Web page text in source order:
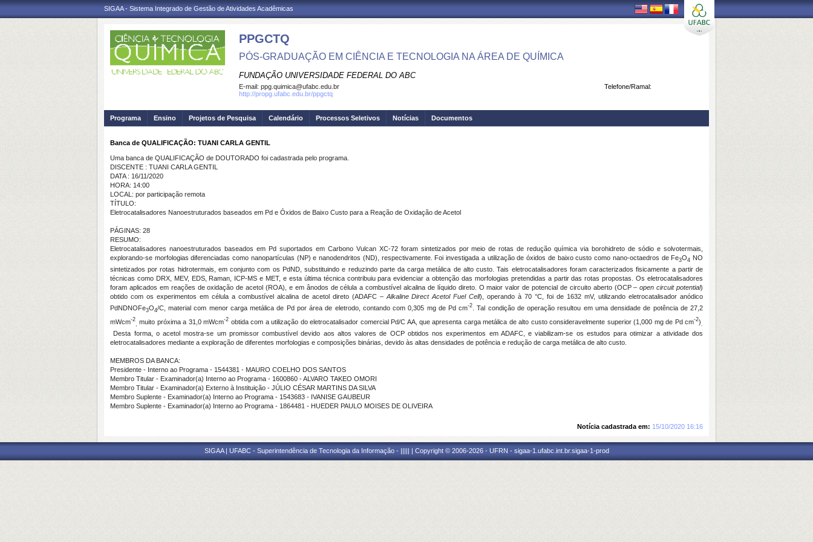
SIGAA - Sistema Integrado de Gestão de Atividades Acadêmicas
PPGCTQ
PÓS-GRADUAÇÃO EM CIÊNCIA E TECNOLOGIA NA ÁREA DE QUÍMICA
FUNDAÇÃO UNIVERSIDADE FEDERAL DO ABC
Telefone/Ramal:
E-mail: ppg.quimica@ufabc.edu.br
http://propg.ufabc.edu.br/ppgctq
Programa Ensino Projetos de Pesquisa Calendário Processos Seletivos Notícias Documentos
Banca de QUALIFICAÇÃO: TUANI CARLA GENTIL
Uma banca de QUALIFICAÇÃO de DOUTORADO foi cadastrada pelo programa.
DISCENTE : TUANI CARLA GENTIL
DATA : 16/11/2020
HORA: 14:00
LOCAL: por participação remota
TÍTULO:
Eletrocatalisadores Nanoestruturados baseados em Pd e Óxidos de Baixo Custo para a Reação de Oxidação de Acetol
PÁGINAS: 28
RESUMO:
Eletrocatalisadores nanoestruturados baseados em Pd suportados em Carbono Vulcan XC-72 foram sintetizados por meio de rotas de redução química via borohidreto de sódio e solvotermais,
explorando-se morfologias diferenciadas como nanopartículas (NP) e nanodendritos (ND), respectivamente. Foi investigada a utilização de óxidos de baixo custo como nano-octaedros de Fe3O4 NO
sintetizados por rotas hidrotermais, em conjunto com os PdND, substituindo e reduzindo parte da carga metálica de alto custo. Tais eletrocatalisadores foram caracterizados fisicamente a partir de
técnicas como DRX, MEV, EDS, Raman, ICP-MS e MET, e esta última técnica contribuiu para evidenciar a obtenção das morfologias pretendidas a partir das rotas propostas. Os eletrocatalisadores
foram aplicados em reações de oxidação de acetol (ROA), e em ânodos de célula a combustível alcalina de líquido direto. O maior valor de potencial de circuito aberto (OCP –open circuit potential)
obtido com os experimentos em célula a combustível alcalina de acetol direto (ADAFC – Alkaline Direct Acetol Fuel Cell), operando à 70 °C, foi de 1632 mV, utilizando eletrocatalisador anódico
PdNDNOFe3O4/C, material com menor carga metálica de Pd por área de eletrodo, contando com 0,305 mg de Pd cm-2
. Tal condição de operação resultou em uma densidade de potência de 27,2
mWcm-2
,muito próxima a 31,0 mWcm-2 obtida com a utilização do eletrocatalisador comercial Pd/C AA, que apresenta carga metálica de alto custo consideravelmente superior (1,000 mg de Pd cm-2)
Desta forma, o acetol mostra-se um promissor combustível devido aos altos valores de OCP obtidos nos experimentos em ADAFC, e viabilizam-se os estudos para otimizar a atividade dos
eletrocatalisadores mediante a exploração de diferentes morfologias e composições binárias, devido às altas densidades de potência e redução de carga metálica de alto custo.
MEMBROS DA BANCA:
Presidente - Interno ao Programa - 1544381 - MAURO COELHO DOS SANTOS
Membro Titular - Examinador(a) Interno ao Programa - 1600860 - ALVARO TAKEO OMORI
Membro Titular - Examinador(a) Externo à Instituição - JÚLIO CÉSAR MARTINS DA SILVA
Membro Suplente - Examinador(a) Interno ao Programa - 1543683 - IVANISE GAUBEUR
Membro Suplente - Examinador(a) Interno ao Programa - 1864481 - HUEDER PAULO MOISES DE OLIVEIRA
Notícia cadastrada em: 15/10/2020 16:16
SIGAA | UFABC - Superintendência de Tecnologia da Informação - ||||| | Copyright © 2006-2026 - UFRN - sigaa-1.ufabc.int.br.sigaa-1-prod